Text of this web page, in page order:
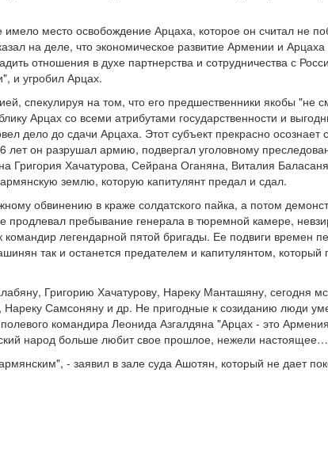
место освобождение Арцаха, которое он считал не
на деле, что экономическое развитие Армении и
отношения в духе партнерства и сотрудничества с
и угробил Арцах.
спекулируя на том, что его предшественники якобы "не
Арцах со всеми атрибутами государственности и
дело до сдачи Арцаха. Этот субъект прекрасно
лет он разрушал армию, подвергал уголовному
Григория Хачатурова, Сейрана Оганяна, Виталия
землю, которую капитулянт предал и сдал.
обвинению в краже солдатского пайка, а потом
продлевал пребывание генерала в тюремной камере,
командир легендарной пятой бригады. Ее подвиги времен
так и останется предателем и капитулянтом, который
Григорию Хачатурову, Нареку Манташяну, сегодня
Самсоняну и др. Не пригодные к созиданию люди
командира Леонида Азгалдяна "Арцах - это
народ больше любит свое прошлое, нежели настоящее…
- заявил в зале суда Ашотян, который не дает